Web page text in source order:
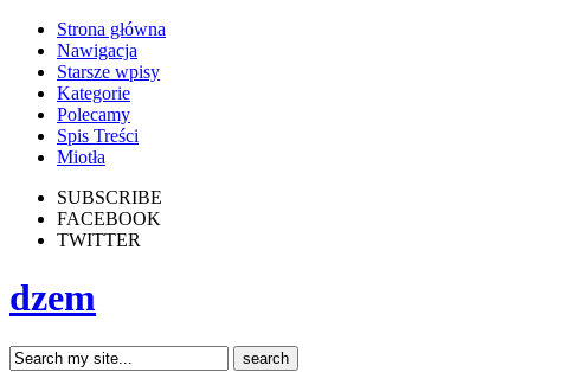
Strona główna
Nawigacja
Starsze wpisy
Kategorie
Polecamy
Spis Treści
Miotła
SUBSCRIBE
FACEBOOK
TWITTER
dzem